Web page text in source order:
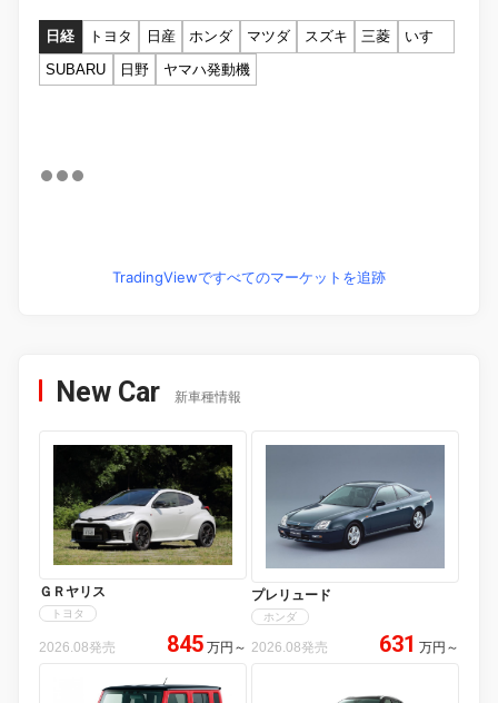
日経 トヨタ 日産 ホンダ マツダ スズキ 三菱
いすゞ
SUBARU
日野 ヤマハ発動機
TradingViewですべてのマーケットを追跡
New Car 新車種情報
ＧＲヤリス
トヨタ
2026.08発売 845 万円 ～
プレリュード
ホンダ
2026.08発売 631 万円 ～